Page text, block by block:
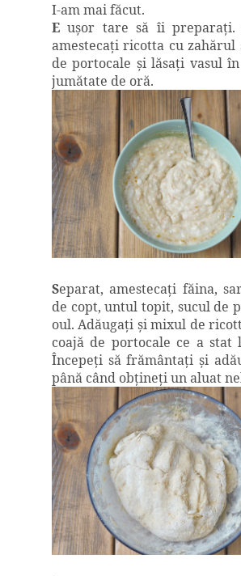
I-am mai făcut.
E uşor tare să îi preparaţi.
amestecaţi ricotta cu zahărul
de portocale şi lăsaţi vasul
jumătate de oră.
Separat, amestecaţi făina,
de copt, untul topit, sucul de
oul. Adăugaţi şi mixul de
coajă de portocale ce a stat
Începeţi să frământaţi şi
până când obţineţi un aluat